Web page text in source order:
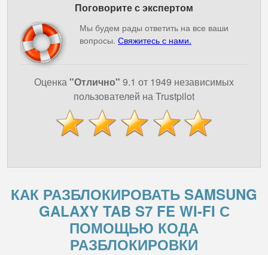
Поговорите с экспертом
Мы будем рады ответить на все ваши
вопросы. Свяжитесь с нами.
Оценка"Отлично" 9.1 от 1949 независимых
пользователей на Trustpilot
КАК РАЗБЛОКИРОВАТЬ SAMSUNG
GALAXY TAB S7 FE WI-FI С
ПОМОЩЬЮ КОДА
РАЗБЛОКИРОВКИ